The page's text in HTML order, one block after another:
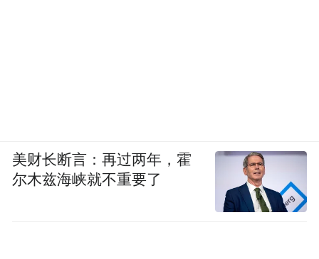
美财长断言：再过两年，霍
尔木兹海峡就不重要了